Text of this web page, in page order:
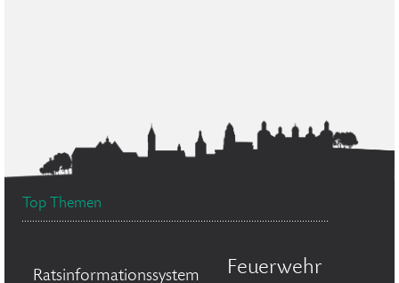
Top Themen
Ratsinformationssystem Feuerwehr